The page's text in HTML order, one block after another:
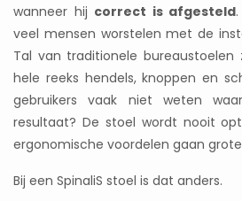
wanneer hij correct is afgesteld
veel mensen worstelen met de
Tal van traditionele
hele reeks hendels, knoppen en
gebruikers vaak niet weten
resultaat? De stoel wordt nooit
ergonomische voordelen gaan
Bij een SpinaliS stoel is dat anders.